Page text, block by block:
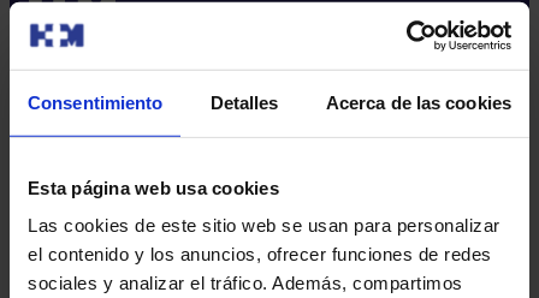
Consentimiento Detalles Acerca de las cookies
Esta página web usa cookies
Las cookies de este sitio web se usan para personalizar
el contenido y los anuncios, ofrecer funciones de redes
sociales y analizar el tráfico. Además, compartimos
Excelencia y calidad​
Trabaja con nosotros​
Rincón del accionista​